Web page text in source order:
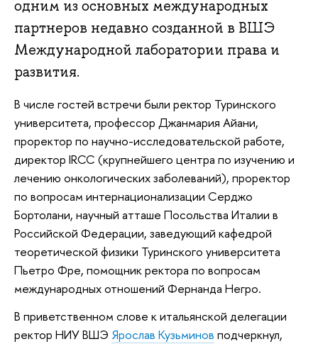
одним из основных международных
партнеров недавно созданной в ВШЭ
Международной лаборатории права и
развития.
В числе гостей встречи были ректор Туринского
университета, профессор Джанмария Айани,
проректор по научно-исследовательской работе,
директор IRCC (крупнейшего центра по изучению и
лечению онкологических заболеваний), проректор
по вопросам интернационализации Серджо
Бортолани, научный атташе Посольства Италии в
Российской Федерации, заведующий кафедрой
теоретической физики Туринского университета
Пьетро Фре, помощник ректора по вопросам
международных отношений Фернанда Негро.
В приветственном слове к итальянской делегации
ректор НИУ ВШЭ Ярослав Кузьминов подчеркнул,